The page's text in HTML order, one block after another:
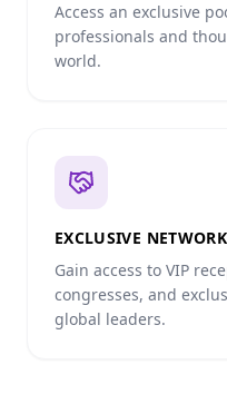
Access an exclusive
professionals and
world.
EXCLUSIVE
Gain access to VIP
congresses, and
global leaders.